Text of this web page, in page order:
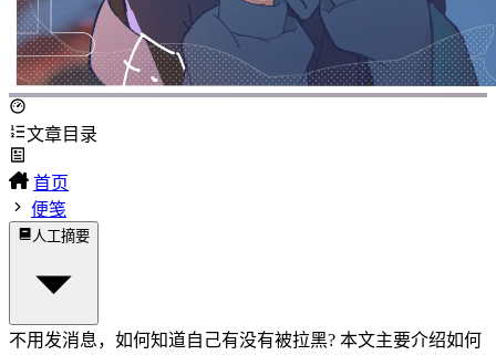
文章目录
首页
便笺
人工摘要
不用发消息，如何知道自己有没有被拉黑? 本文主要介绍如何